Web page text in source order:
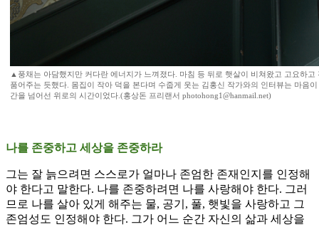
▲풍채는 아담했지만 커다란 에너지가 느껴졌다. 마침 등 뒤로 햇살이 비쳐왔고 고요하
품어주는 듯했다. 몸집이 작아 덕을 본다며 수줍게 웃는 김홍신 작가와의 인터뷰는 마음
간을 넘어선 위로의 시간이었다.(홍상돈 프리랜서 photohong1@hanmail.net)
나를 존중하고 세상을 존중하라
그는 잘 늙으려면 스스로가 얼마나 존엄한 존재인지를 인정해
야 한다고 말한다. 나를 존중하려면 나를 사랑해야 한다. 그러
므로 나를 살아 있게 해주는 물, 공기, 풀, 햇빛을 사랑하고 그
존엄성도 인정해야 한다. 그가 어느 순간 자신의 삶과 세상을